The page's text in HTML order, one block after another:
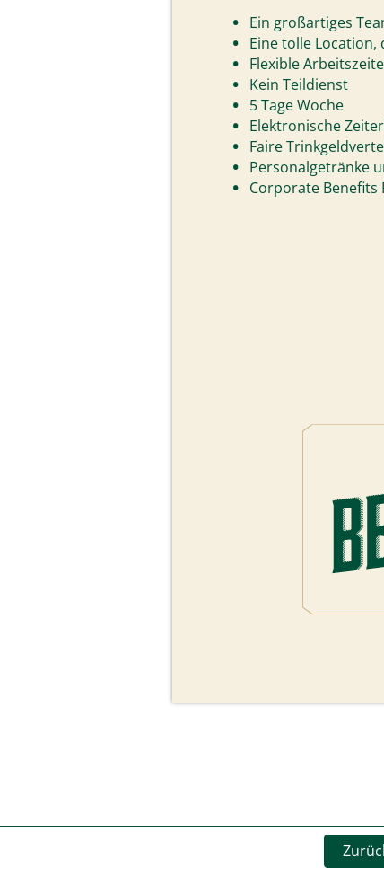
Ein großartiges
Eine tolle
Flexible
Kein Teildienst
5 Tage Woche
Elektronische
Faire
Personalgetränke
Corporate Benefits